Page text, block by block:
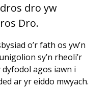
dro yw
Dro.
o’r fath os yw’n
sy’n rheoli’r
dyfodol agos iawn i
ar yr eiddo mwyach.